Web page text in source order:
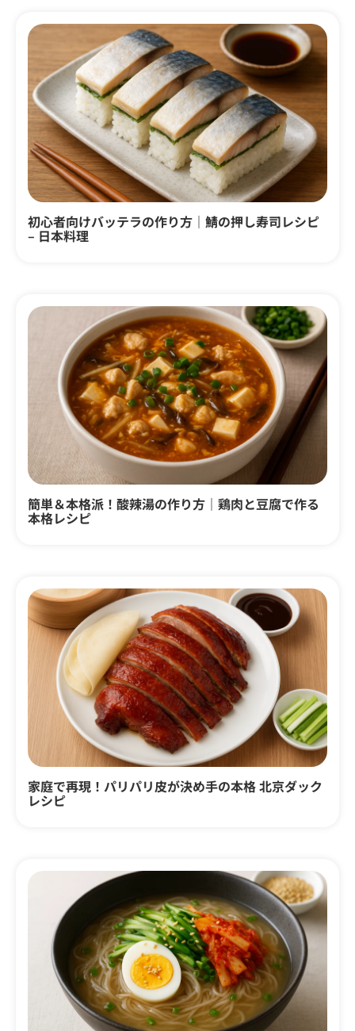
初心者向けバッテラの作り方｜鯖の押し寿司レシピ
– 日本料理
簡単＆本格派！酸辣湯の作り方｜鶏肉と豆腐で作る
本格レシピ
家庭で再現！パリパリ皮が決め手の本格 北京ダック
レシピ